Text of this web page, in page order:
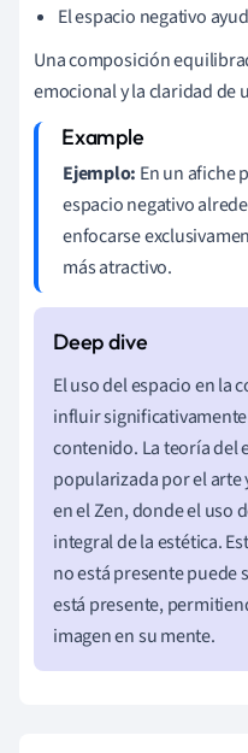
El espacio negativo
Una composición
emocional y la claridad de
Ejemplo: En un afiche
espacio negativo
enfocarse
más atractivo.
El uso del espacio en la
influir
contenido. La teoría del
popularizada por el arte
en el Zen, donde el uso
integral de la estética.
no está presente puede
está presente,
imagen en su mente.